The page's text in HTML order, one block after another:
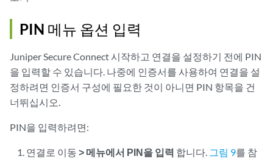
PIN 메뉴 옵션 입력
Juniper Secure Connect 시작하고 연결을 설정하기 전에 PIN
을 입력할 수 있습니다. 나중에 인증서를 사용하여 연결을 설
정하려면 인증서 구성에 필요한 것이 아니면 PIN 항목을 건
너뛰십시오.
PIN을 입력하려면:
연결로 이동> 메뉴에서 PIN을 입력 합니다. 그림 9를 참